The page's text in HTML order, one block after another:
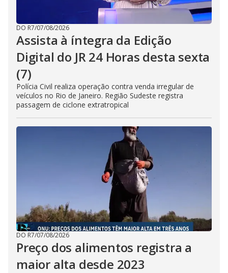
DO R7/07/08/2026
Assista à íntegra da Edição
Digital do JR 24 Horas desta sexta
(7)
Polícia Civil realiza operação contra venda irregular de
veículos no Rio de Janeiro. Região Sudeste registra
passagem de ciclone extratropical
DO R7/07/08/2026
Preço dos alimentos registra a
maior alta desde 2023